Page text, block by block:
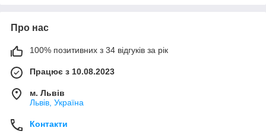
Про нас
100% позитивних з 34 відгуків за рік
Працює з 10.08.2023
м. Львів
Львів, Україна
Контакти